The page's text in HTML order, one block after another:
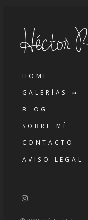
HOME
GALERÍAS
BLOG
SOBRE MÍ
CONTACTO
AVISO LEGAL